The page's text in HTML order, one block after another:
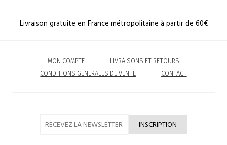
Livraison gratuite en France métropolitaine à partir de 60€
MON COMPTE
LIVRAISONS ET RETOURS
CONDITIONS GENERALES DE VENTE
CONTACT